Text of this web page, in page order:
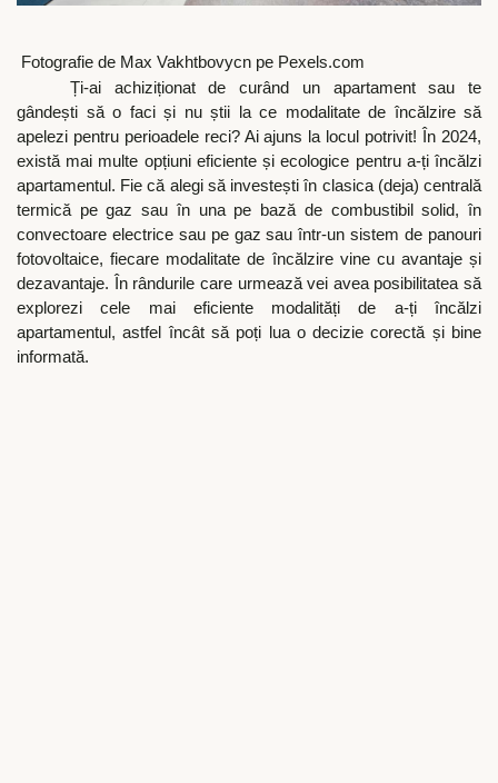
Fotografie de Max Vakhtbovycn pe Pexels.com
Ți-ai achiziționat de curând un apartament sau te
gândești să o faci și nu știi la ce modalitate de încălzire să
apelezi pentru perioadele reci? Ai ajuns la locul potrivit! În 2024,
există mai multe opțiuni eficiente și ecologice pentru a-ți încălzi
apartamentul. Fie că alegi să investești în clasica (deja) centrală
termică pe gaz sau în una pe bază de combustibil solid, în
convectoare electrice sau pe gaz sau într-un sistem de panouri
fotovoltaice, fiecare modalitate de încălzire vine cu avantaje și
dezavantaje. În rândurile care urmează vei avea posibilitatea să
explorezi cele mai eficiente modalități de a-ți încălzi
apartamentul, astfel încât să poți lua o decizie corectă și bine
informată.